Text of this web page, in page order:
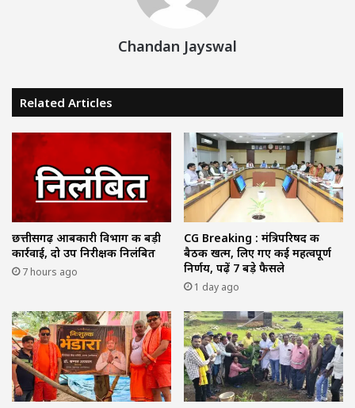
Chandan Jayswal
Related Articles
छत्तीसगढ़ आबकारी विभाग की बड़ी
कार्रवाई, दो उप निरीक्षक निलंबित
7 hours ago
CG Breaking : मंत्रिपरिषद की
बैठक खत्म, लिए गए कई महत्वपूर्ण
निर्णय, पढ़ें 7 बड़े फैसले
1 day ago